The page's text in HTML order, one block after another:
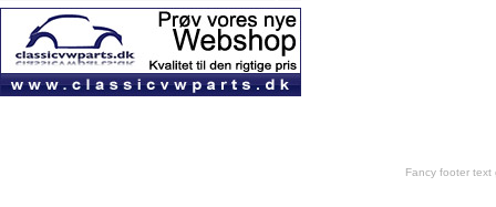
Fancy footer